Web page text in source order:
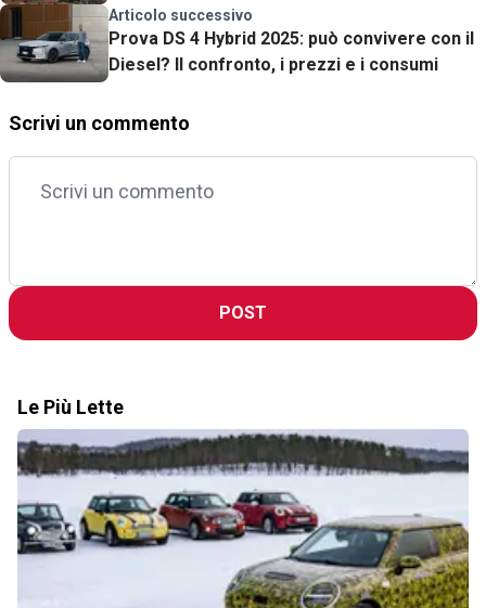
nei porti
Articolo successivo
Prova DS 4 Hybrid 2025: può convivere con il
Diesel? Il confronto, i prezzi e i consumi
Scrivi un commento
POST
Le Più Lette